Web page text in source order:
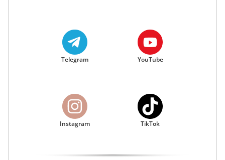
Telegram YouTube
Instagram TikTok